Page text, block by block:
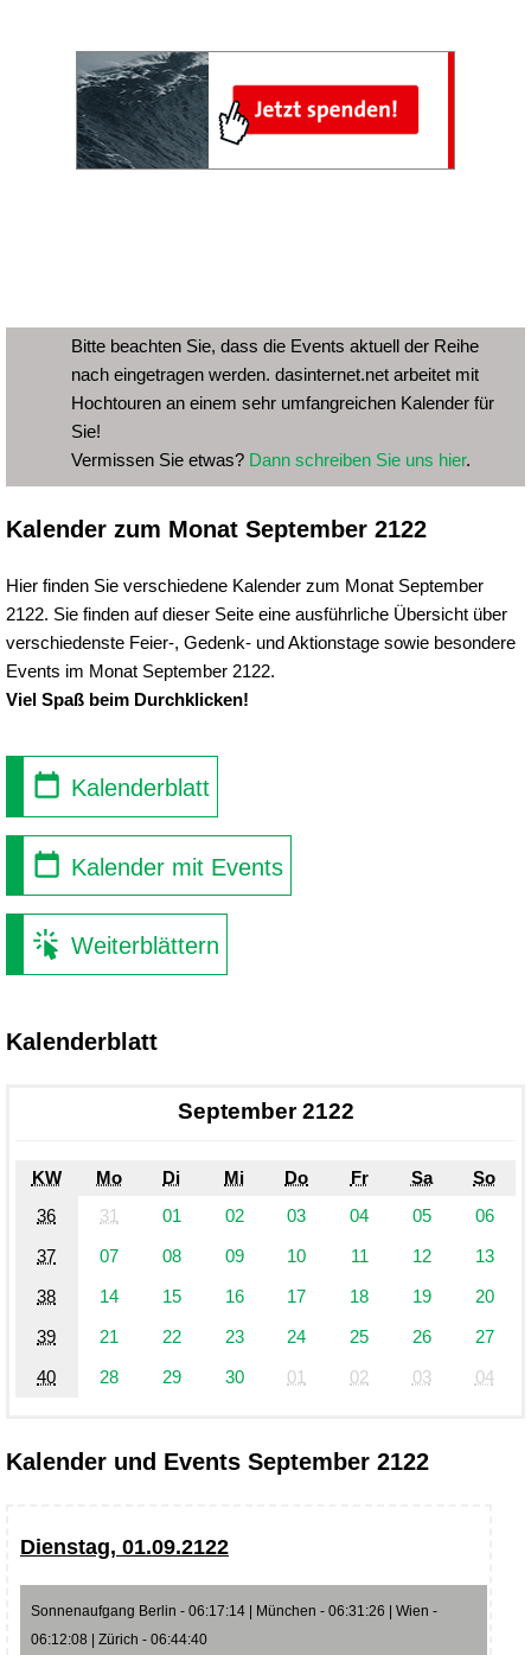
Bitte beachten Sie, dass die Events aktuell der Reihe
nach eingetragen werden. dasinternet.net arbeitet mit
Hochtouren an einem sehr umfangreichen Kalender für
Sie!
Vermissen Sie etwas? Dann schreiben Sie uns hier.
Kalender zum Monat September 2122
Hier finden Sie verschiedene Kalender zum Monat September
2122. Sie finden auf dieser Seite eine ausführliche Übersicht über
verschiedenste Feier-, Gedenk- und Aktionstage sowie besondere
Events im Monat September 2122.
Viel Spaß beim Durchklicken!
Kalenderblatt
Kalender mit Events
Weiterblättern
Kalenderblatt
September 2122
KW Mo Di Mi Do Fr Sa
So
36
31 01 02 03 04 05
06
37
07 08 09 10 11 12
13
38
14 15 16 17 18 19
20
39
21 22 23 24 25 26
27
40
28 29 30 01 02 03 04
Kalender und Events September 2122
Dienstag, 01.09.2122
Sonnenaufgang Berlin - 06:17:14 | München - 06:31:26 | Wien -
06:12:08 | Zürich - 06:44:40